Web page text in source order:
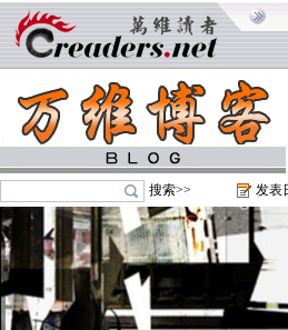
搜索>> 发表